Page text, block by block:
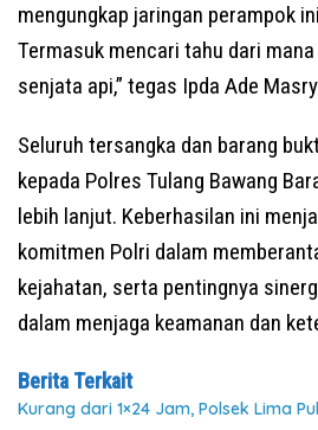
mengungkap jaringan perampok
Termasuk mencari tahu dari
senjata api,” tegas Ipda Ade
Seluruh tersangka dan barang
kepada Polres Tulang Bawang
lebih lanjut. Keberhasilan ini
komitmen Polri dalam
kejahatan, serta pentingnya
dalam menjaga keamanan dan
Berita Terkait
Kurang dari 1×24 Jam, Polsek Lima